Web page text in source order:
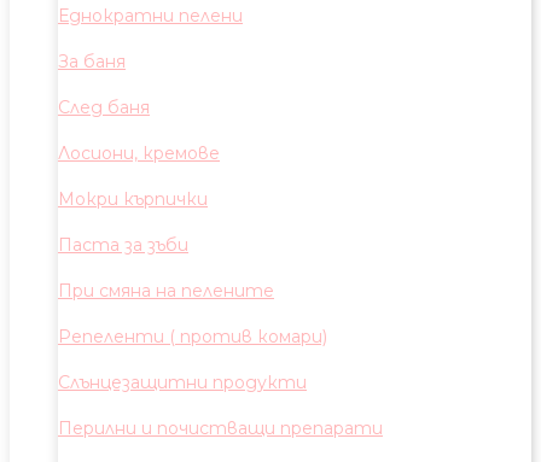
Еднократни пелени
За баня
След баня
Лосиони, кремове
Мокри кърпички
Паста за зъби
При смяна на пелените
Репеленти ( против комари)
Слънцезащитни продукти
Перилни и почистващи препарати